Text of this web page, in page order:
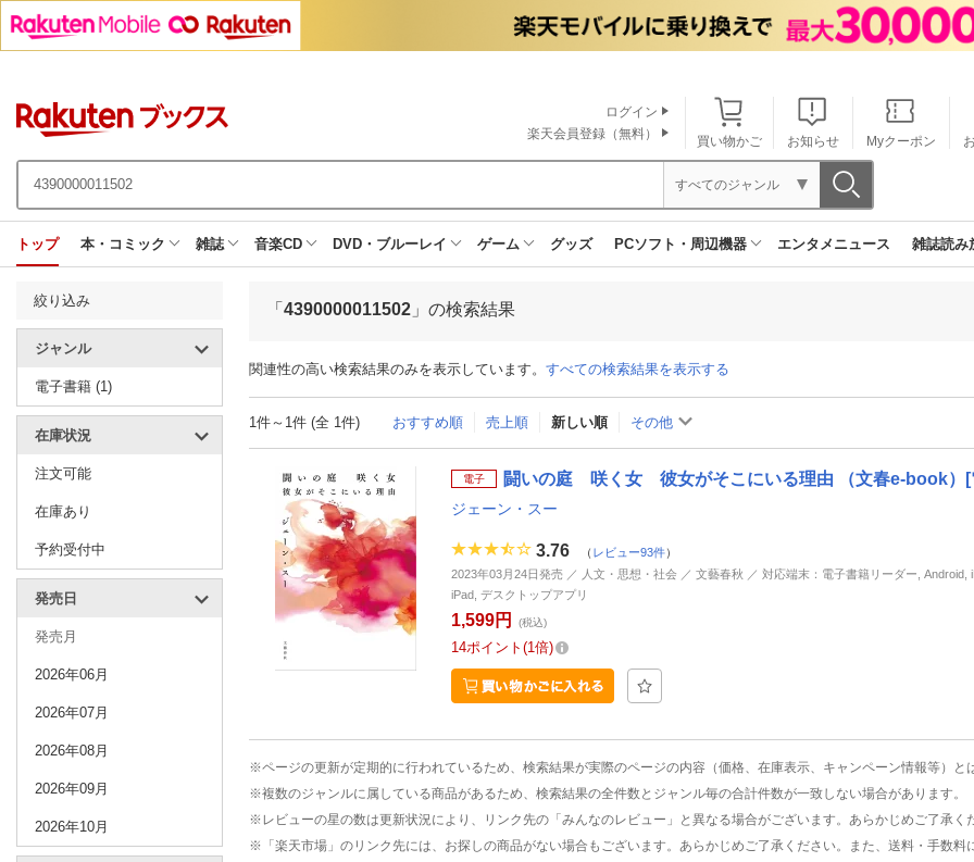
買い物かご お知らせ Myクーポン
ログイン
楽天会員登録（無料）
すべてのジャンル
トップ 本・コミック 雑誌 音楽CD DVD・ブルーレイ ゲーム グッズ PCソフト・周辺機器 エンタメニュース 雑誌読み
絞り込み
ジャンル
電子書籍 (1)
在庫状況
注文可能
在庫あり
予約受付中
発売日
発売月
2026年06月
2026年07月
2026年08月
2026年09月
2026年10月
「 4390000011502 」の検索結果
関連性の高い検索結果のみを表示しています。 すべての検索結果を表示する
1件～1件 (全 1件) おすすめ順 売上順 新しい順 その他
電子 闘いの庭 咲く女 彼女がそこにいる理由 （文春e-book）[
ジェーン・スー
3.76 （ レビュー93件）
2023年03月24日発売 ／ 人文・思想・社会 ／ 文藝春秋 ／ 対応端末：電子書籍リーダー, Android,
iPad, デスクトップアプリ
1,599円 (税込)
14ポイント 1倍
※ページの更新が定期的に行われているため、検索結果が実際のページの内容（価格、在庫表示、キャンペーン情報等）と
※複数のジャンルに属している商品があるため、検索結果の全件数とジャンル毎の合計件数が一致しない場合があります。
※レビューの星の数は更新状況により、リンク先の「みんなのレビュー」と異なる場合がございます。あらかじめご了承く
※「楽天市場」のリンク先には、お探しの商品がない場合もございます。あらかじめご了承ください。また、送料・手数料